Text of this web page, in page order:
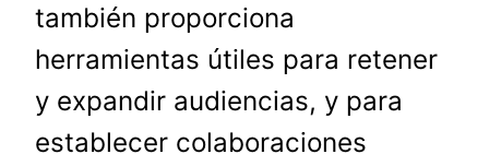
también proporciona
herramientas útiles para retener
y expandir audiencias, y para
establecer colaboraciones